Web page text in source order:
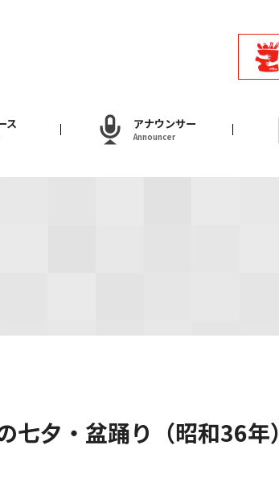
ス アナウンサー
Announcer
アナウンサー
Announcer
試写会・プレゼント
七夕・盆踊り（昭和36年）